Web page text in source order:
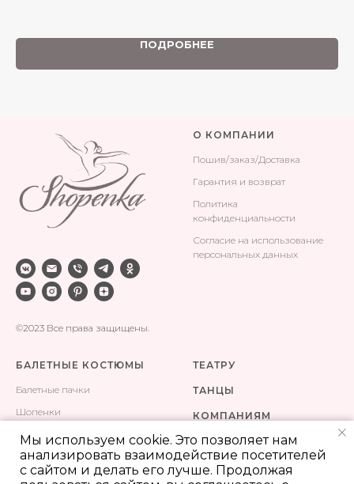
ПОДРОБНЕЕ
Мы используем cookie. Это позволяет нам
анализировать взаимодействие посетителей
с сайтом и делать его лучше. Продолжая
©2023 Все права защищены.
О КОМПАНИИ
Пошив/заказ/Доставка
Гарантия и возврат
Политика
конфиденциальности
Согласие на использование
персональных данных
БАЛЕТНЫЕ КОСТЮМЫ
Балетные пачки
Шопенки
Одежда для тренировок
Сценические костюмы
ТЕАТРУ
ТАНЦЫ
КОМПАНИЯМ
КОНТАКТЫ
ПОШИВ